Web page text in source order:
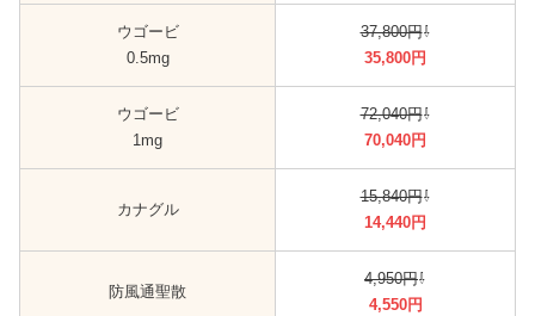
ウゴービ
0.5mg
37,800円⇩
35,800円
ウゴービ
1mg
72,040円⇩
70,040円
カナグル
15,840円⇩
14,440円
防風通聖散
4,950円⇩
4,550円